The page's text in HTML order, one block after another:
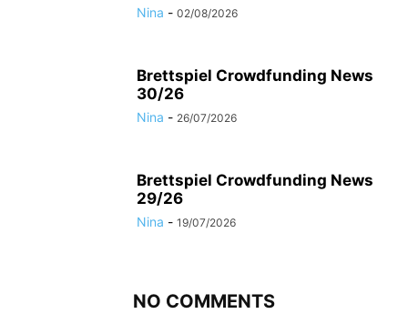
Nina - 02/08/2026
Brettspiel Crowdfunding News
30/26
Nina - 26/07/2026
Brettspiel Crowdfunding News
29/26
Nina - 19/07/2026
NO COMMENTS